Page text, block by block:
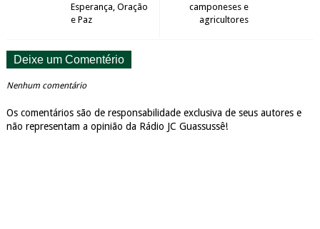
camponeses e
agricultores
Esperança, Oração
e Paz
Deixe um Comentério
Nenhum comentário
Os comentários são de responsabilidade exclusiva de seus autores e
não representam a opinião da Rádio JC Guassussê!